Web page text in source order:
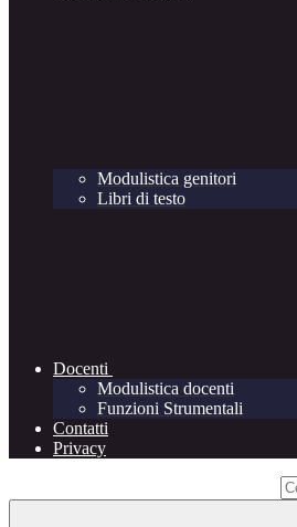
Modulistica genitori
Libri di testo
Docenti
Modulistica docenti
Funzioni Strumentali
Contatti
Privacy